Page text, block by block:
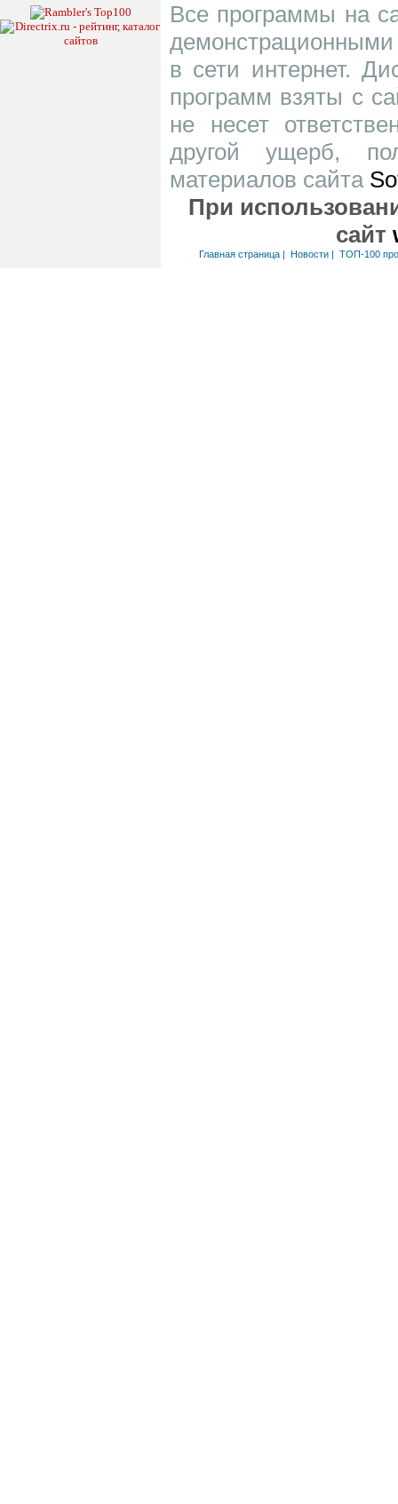
Все программы на
в сети интернет.
программ взяты с
не несет
другой ущерб,
материалов сайта
При
сайт
Главная страница| Новости| ТОП-100